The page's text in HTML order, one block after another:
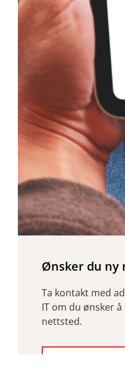
Ønsker du ny
Ta kontakt med
IT om du ønsker
nettsted.